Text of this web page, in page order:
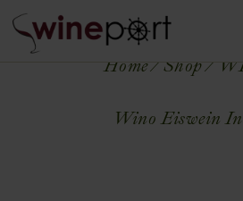
Home Shop
Wino Eiswein